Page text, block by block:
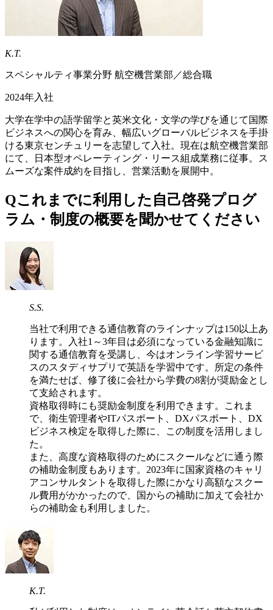
K.T.
スペシャルティ事業分野 航空機営業部／総合職
2024年入社
大学在学中の語学留学と英米文化・文学の学びを通じて国際
ビジネスへの関心を育み、幅広いグローバルビジネスを手掛
ける東京センチュリーを志望して入社。現在は航空機営業部
にて、日本型オペレーティング・リース組成業務に従事。ス
ムーズな案件成約を目指し、営業活動を展開中。
Qこれまでに利用した自己啓発プログ
ラム・制度の概要を聞かせてください
S.S.
当社で利用できる通信教育のラインナップは150以上あ
ります。入社1～3年目は必須になっている金融知識に
関する通信教育を受講し、今はオンライン学習サービ
スのスタディサプリで英語を学習中です。所定の条件
を満たせば、修了後に会社から学費の8割が奨励金とし
て支給されます。
資格取得時にも奨励金制度を利用できます。これま
で、衛生管理者やITパスポート、DXパスポート、DX
ビジネス検定を取得した際に、この制度を活用しまし
た。
また、高度な資格取得のためにスクールなどに通う際
の補助金制度もあります。2023年に国家資格のキャリ
アコンサルタントを取得した際にかなり高額なスクー
ル費用がかかったので、国からの補助に加えて会社か
らの補助金も利用しました。
K.T.